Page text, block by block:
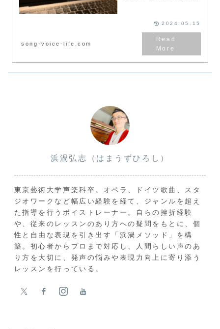
手に伝わる歌唱と声の出し方が身
につく、これまでにない画期的ボ
イトレです。声に自信のない方、
方・演技力等なども合わせて身に
付けたい方も。
song-voice-life.com
2024.05.15
浜渦弘志（はまうずひろし）
東京藝術大学声楽科卒。オペラ、ドイツ歌曲、スタ
ジオワークなど幅広い経験を経て、ジャンルを超え
た指導を行うボイストレーナー。自らの挫折経験
や、従来のレッスンのあり方への疑問をもとに、個
性と自由な表現を引き出す「浜渦メソッド」を構
築。初心者からプロまで対応し、人間らしい声のあ
り方を大切に、発声の悩みや表現力向上に寄り添う
レッスンを行っている。